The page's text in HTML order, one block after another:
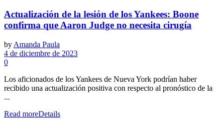
Actualización de la lesión de los Yankees: Boone
confirma que Aaron Judge no necesita cirugía
by Amanda Paula
4 de diciembre de 2023
0
Los aficionados de los Yankees de Nueva York podrían haber
recibido una actualización positiva con respecto al pronóstico de la
...
Read moreDetails